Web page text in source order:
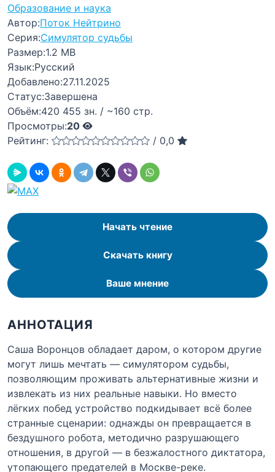
Образование и наука
Автор:Поток Нейтрино
Серия:Симулятор судьбы
Размер:1.2 MB
Язык:Русский
Добавлено:27.11.2025
Статус:Завершена
Объём:420 455 зн. / ~160 стр.
Просмотры:20
Рейтинг:
/ 0,0
Начать чтение
Скачать книгу
Ваше мнение
АННОТАЦИЯ
Саша Воронцов обладает даром, о котором другие
могут лишь мечтать — симулятором судьбы,
позволяющим проживать альтернативные жизни и
извлекать из них реальные навыки. Но вместо
лёгких побед устройство подкидывает всё более
странные сценарии: однажды он превращается в
бездушного робота, методично разрушающего
отношения, в другой — в безжалостного диктатора,
утопающего предателей в Москве-реке.